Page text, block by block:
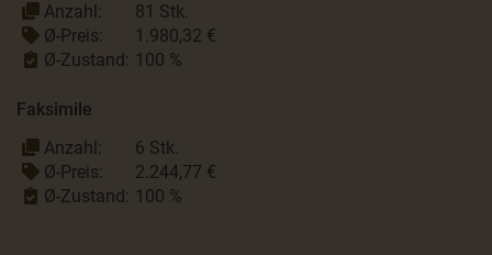
Anzahl:
81 Stk.
Ø-Preis:
1.980,32 €
Ø-Zustand: 100 %
Faksimile
Anzahl:
6 Stk.
Ø-Preis:
2.244,77 €
Ø-Zustand: 100 %